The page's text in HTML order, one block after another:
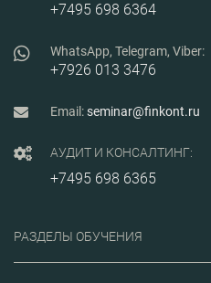
+7495 698 6364
WhatsApp, Telegram, Viber:
+7926 013 3476
Email:seminar@finkont.ru
АУДИТ И КОНСАЛТИНГ:
+7495 698 6365
РАЗДЕЛЫ ОБУЧЕНИЯ